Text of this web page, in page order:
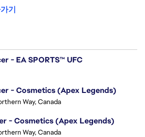
기
- EA SPORTS™ UFC
- Cosmetics (Apex Legends)
Way, Canada
- Cosmetics (Apex Legends)
Way, Canada